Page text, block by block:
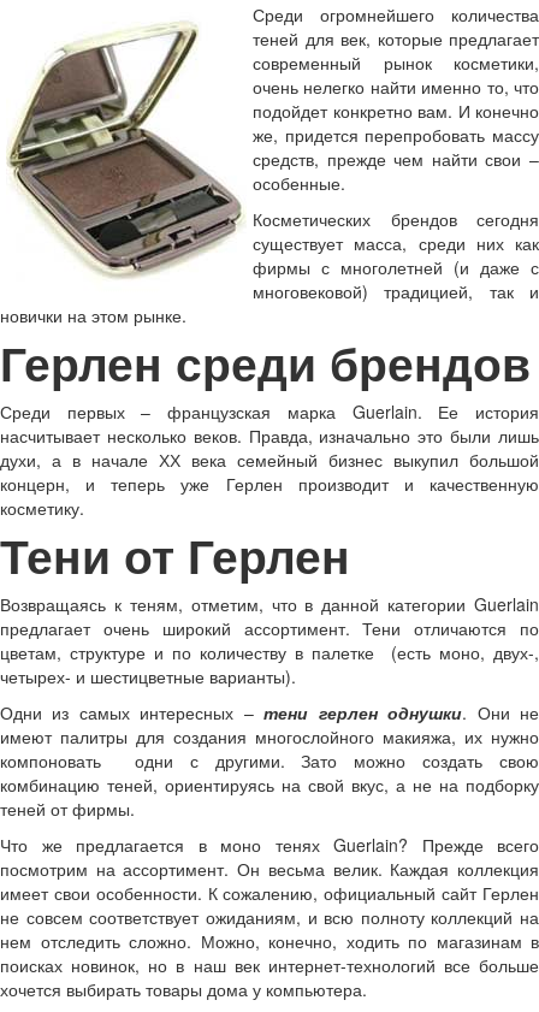
Среди огромнейшего количества
теней для век, которые предлагает
современный рынок косметики,
очень нелегко найти именно то, что
подойдет конкретно вам. И конечно
же, придется перепробовать массу
средств, прежде чем найти свои –
особенные.
Косметических брендов сегодня
существует масса, среди них как
фирмы с многолетней (и даже с
многовековой) традицией, так и
новички на этом рынке.
Герлен среди брендов
Среди первых – французская марка Guerlain. Ее история
насчитывает несколько веков. Правда, изначально это были лишь
духи, а в начале ХХ века семейный бизнес выкупил большой
концерн, и теперь уже Герлен производит и качественную
косметику.
Тени от Герлен
Возвращаясь к теням, отметим, что в данной категории Guerlain
предлагает очень широкий ассортимент. Тени отличаются по
цветам, структуре и по количеству в палетке (есть моно, двух-,
четырех- и шестицветные варианты).
Одни из самых интересных –тени герлен однушки. Они не
имеют палитры для создания многослойного макияжа, их нужно
компоновать одни с другими. Зато можно создать свою
комбинацию теней, ориентируясь на свой вкус, а не на подборку
теней от фирмы.
Что же предлагается в моно тенях Guerlain? Прежде всего
посмотрим на ассортимент. Он весьма велик. Каждая коллекция
имеет свои особенности. К сожалению, официальный сайт Герлен
не совсем соответствует ожиданиям, и всю полноту коллекций на
нем отследить сложно. Можно, конечно, ходить по магазинам в
поисках новинок, но в наш век интернет-технологий все больше
хочется выбирать товары дома у компьютера.